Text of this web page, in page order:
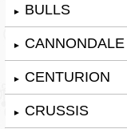
► BULLS
► CANNONDALE
► CENTURION
► CRUSSIS